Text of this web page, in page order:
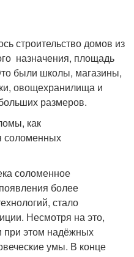
строительство домов из
назначения, площадь
были школы, магазины,
овощехранилища и
размеров.
соломенное
более
стало
Несмотря на это,
при этом надёжных
умы. В конце